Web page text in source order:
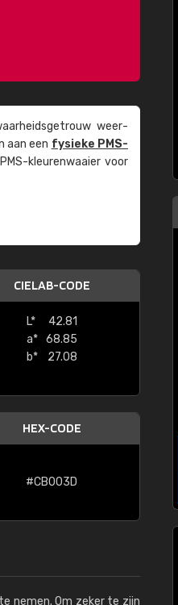
weer­
aan een fysieke PMS-
kleuren­waaier voor
CIELAB-CODE
L*
42.81
a*
68.85
b*
27.08
HEX-CODE
#CB003D
nemen. Om zeker te zijn
en zeer betaalbaar!"